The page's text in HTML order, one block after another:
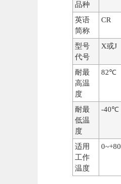
品种
英语
简称
CR
型号
代号
X或J
耐最
高温
度
82℃
耐最
低温
度
-40℃
适用
工作
温度